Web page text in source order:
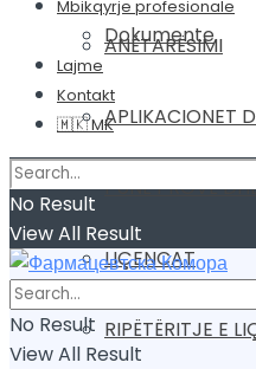
ANËTARËSIMI
APLIKACIONET
PUNË PROVË
LIÇENCAT
RIPËTËRITJE E
Mbikqyrje profesionale
Dokumente
Lajme
Kontakt
🇲🇰 MK
No Result
View All Result
No Result
View All Result